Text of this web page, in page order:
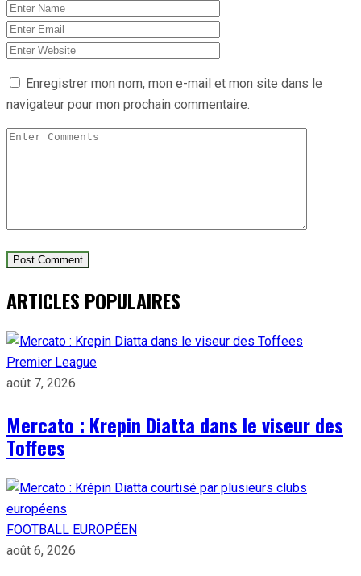
Enregistrer mon nom, mon e-mail et mon site dans le
navigateur pour mon prochain commentaire.
ARTICLES POPULAIRES
Premier League
août 7, 2026
Mercato : Krepin Diatta dans le viseur des
Toffees
FOOTBALL EUROPÉEN
août 6, 2026